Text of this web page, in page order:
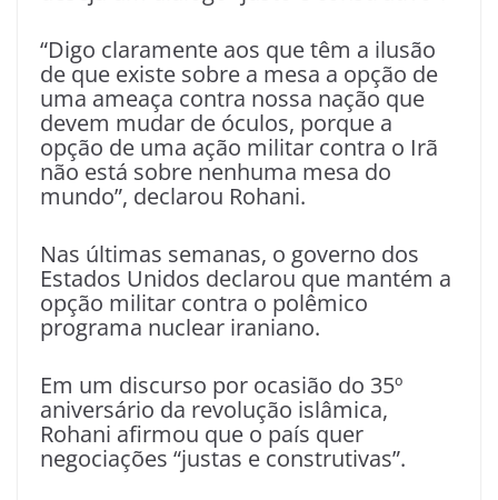
“Digo claramente aos que têm a ilusão
de que existe sobre a mesa a opção de
uma ameaça contra nossa nação que
devem mudar de óculos, porque a
opção de uma ação militar contra o Irã
não está sobre nenhuma mesa do
mundo”, declarou Rohani.
Nas últimas semanas, o governo dos
Estados Unidos declarou que mantém a
opção militar contra o polêmico
programa nuclear iraniano.
Em um discurso por ocasião do 35º
aniversário da revolução islâmica,
Rohani afirmou que o país quer
negociações “justas e construtivas”.